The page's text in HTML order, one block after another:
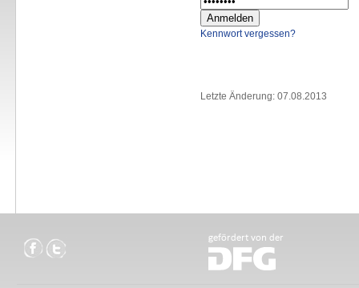
Kennwort vergessen?
Letzte Änderung: 07.08.2013